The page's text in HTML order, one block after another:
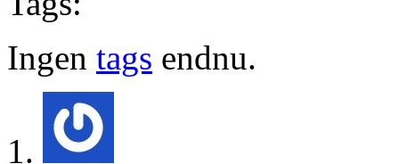
Ingen tags endnu.